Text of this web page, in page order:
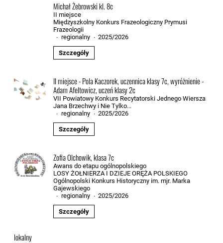
Michał Żebrowski kl. 8c
II miejsce
Międzyszkolny Konkurs Frazeologiczny Prymusi
Frazeologii
· regionalny · 2025/2026
Szczegóły
II miejsce - Pola Kaczorek, uczennica klasy 7c, wyróżnienie -
Adam Afeltowicz, uczeń klasy 2c
VII Powiatowy Konkurs Recytatorski Jednego Wiersza
Jana Brzechwy i Nie Tylko...
· regionalny · 2025/2026
Szczegóły
Zofia Olchowik, klasa 7c
Awans do etapu ogólnopolskiego
LOSY ŻOŁNIERZA I DZIEJE ORĘŻA POLSKIEGO
Ogólnopolski Konkurs Historyczny im. mjr. Marka
Gajewskiego
· regionalny · 2025/2026
Szczegóły
lokalny